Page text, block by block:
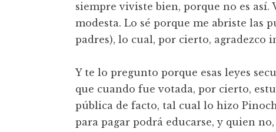
siempre viviste bien, porque no es así.
modesta. Lo sé porque me abriste las
padres), lo cual, por cierto, agradezco
Y te lo pregunto porque esas leyes
que cuando fue votada, por cierto,
pública de facto, tal cual lo hizo
para pagar podrá educarse, y quien